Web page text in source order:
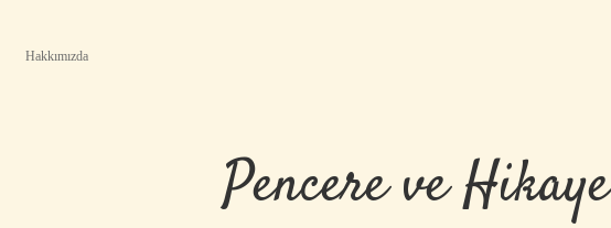
Hakkımızda
Pencere ve Hikaye